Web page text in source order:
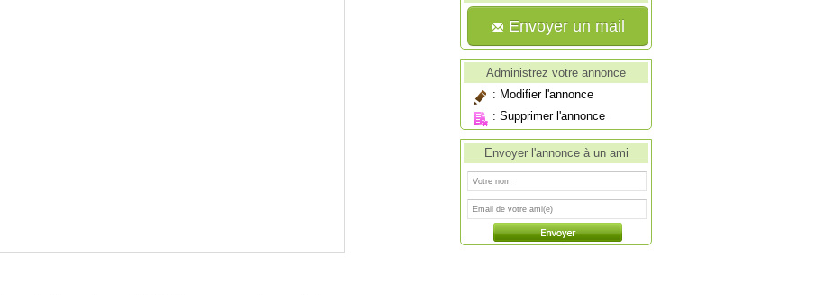
Envoyer un mail
Administrez votre annonce
: Modifier l'annonce
: Supprimer l'annonce
Envoyer l'annonce à un ami